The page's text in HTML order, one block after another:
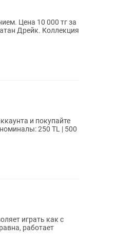
Цена 10 000 тг за
играть как с
работает